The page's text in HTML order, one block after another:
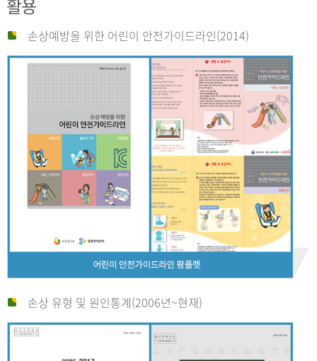
활용
손상예방을 위한 어린이 안전가이드라인(2014)
손상 유형 및 원인통계(2006년~현재)